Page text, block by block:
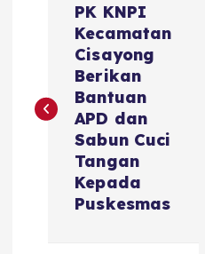
i
PK KNPI
Kecamatan
Cisayong
Berikan
Bantuan
APD dan
Sabun Cuci
Tangan
Kepada
Puskesmas